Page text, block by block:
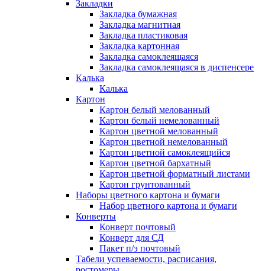
Закладки
Закладка бумажная
Закладка магнитная
Закладка пластиковая
Закладка картонная
Закладка самоклеящаяся
Закладка самоклеящаяся в диспенсере
Калька
Калька
Картон
Картон белый мелованный
Картон белый немелованный
Картон цветной мелованный
Картон цветной немелованный
Картон цветной самоклеящийся
Картон цветной бархатный
Картон цветной форматный листами
Картон грунтованный
Наборы цветного картона и бумаги
Набор цветного картона и бумаги
Конверты
Конверт почтовый
Конверт для СД
Пакет п/э почтовый
Табели успеваемости, расписания,